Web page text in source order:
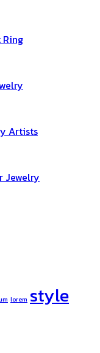
No
An
of
Ring
Exquisite
Diamond
ArtistsNo
The
Jewelry
for
lorem style